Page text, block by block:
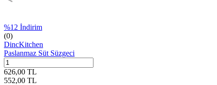
%12 İndirim
(0)
DincKitchen
Paslanmaz Süt Süzgeci
626,00 TL
552,00 TL